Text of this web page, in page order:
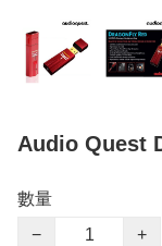
Audio Quest
數量
−
+